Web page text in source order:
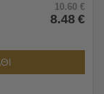
10.60 €
8.48 €